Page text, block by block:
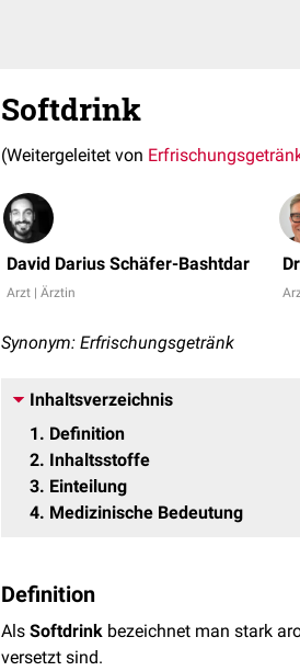
Softdrink
(Weitergeleitet von
David Darius Schäfer-Bashtdar
Arzt | Ärztin
Synonym: Erfrischungsgetränk
Inhaltsverzeichnis
1
Definition
2 Inhaltsstoffe
3 Einteilung
4 Medizinische Bedeutung
Definition
Als Softdrink bezeichnet man stark
versetzt sind.